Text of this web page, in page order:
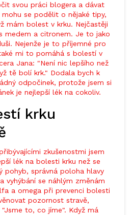
svou práci blogera a dávat
se podělit o nějaké tipy,
mám bolest v krku. Nejčastěji
medem a citronem. Je to jako
Nejenže je to příjemné pro
mi to pomáhá s bolestí v
Jana: "Není nic lepšího než
tě bolí krk." Dodala bych k
odpočinek, protože jsem si
je nejlepší lék na cokoliv.
krku
zkušenostmi jsem
lék na bolesti krku než se
pohyb, správná poloha hlavy
vyhýbání se náhlým změnám
a omega při prevenci bolesti
pozornost stravě,
to, co jíme". Když má